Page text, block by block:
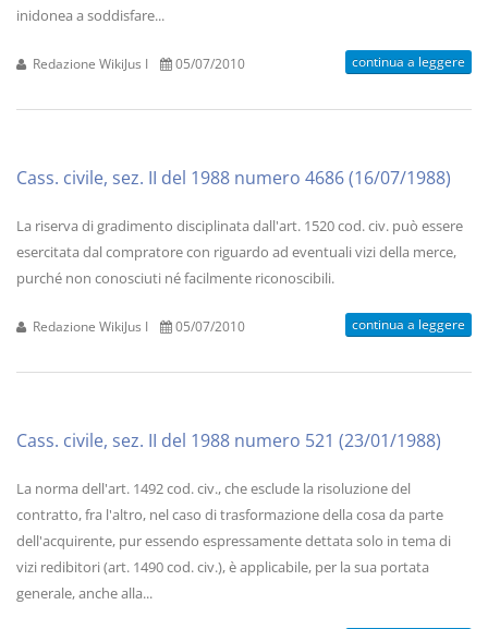
inidonea a soddisfare...
Redazione WikiJus I 05/07/2010 continua a leggere
Cass. civile, sez. II del 1988 numero 4686 (16/07/1988)
La riserva di gradimento disciplinata dall'art. 1520 cod. civ. può essere
esercitata dal compratore con riguardo ad eventuali vizi della merce,
purché non conosciuti né facilmente riconoscibili.
Redazione WikiJus I 05/07/2010 continua a leggere
Cass. civile, sez. II del 1988 numero 521 (23/01/1988)
La norma dell'art. 1492 cod. civ., che esclude la risoluzione del
contratto, fra l'altro, nel caso di trasformazione della cosa da parte
dell'acquirente, pur essendo espressamente dettata solo in tema di
vizi redibitori (art. 1490 cod. civ.), è applicabile, per la sua portata
generale, anche alla...